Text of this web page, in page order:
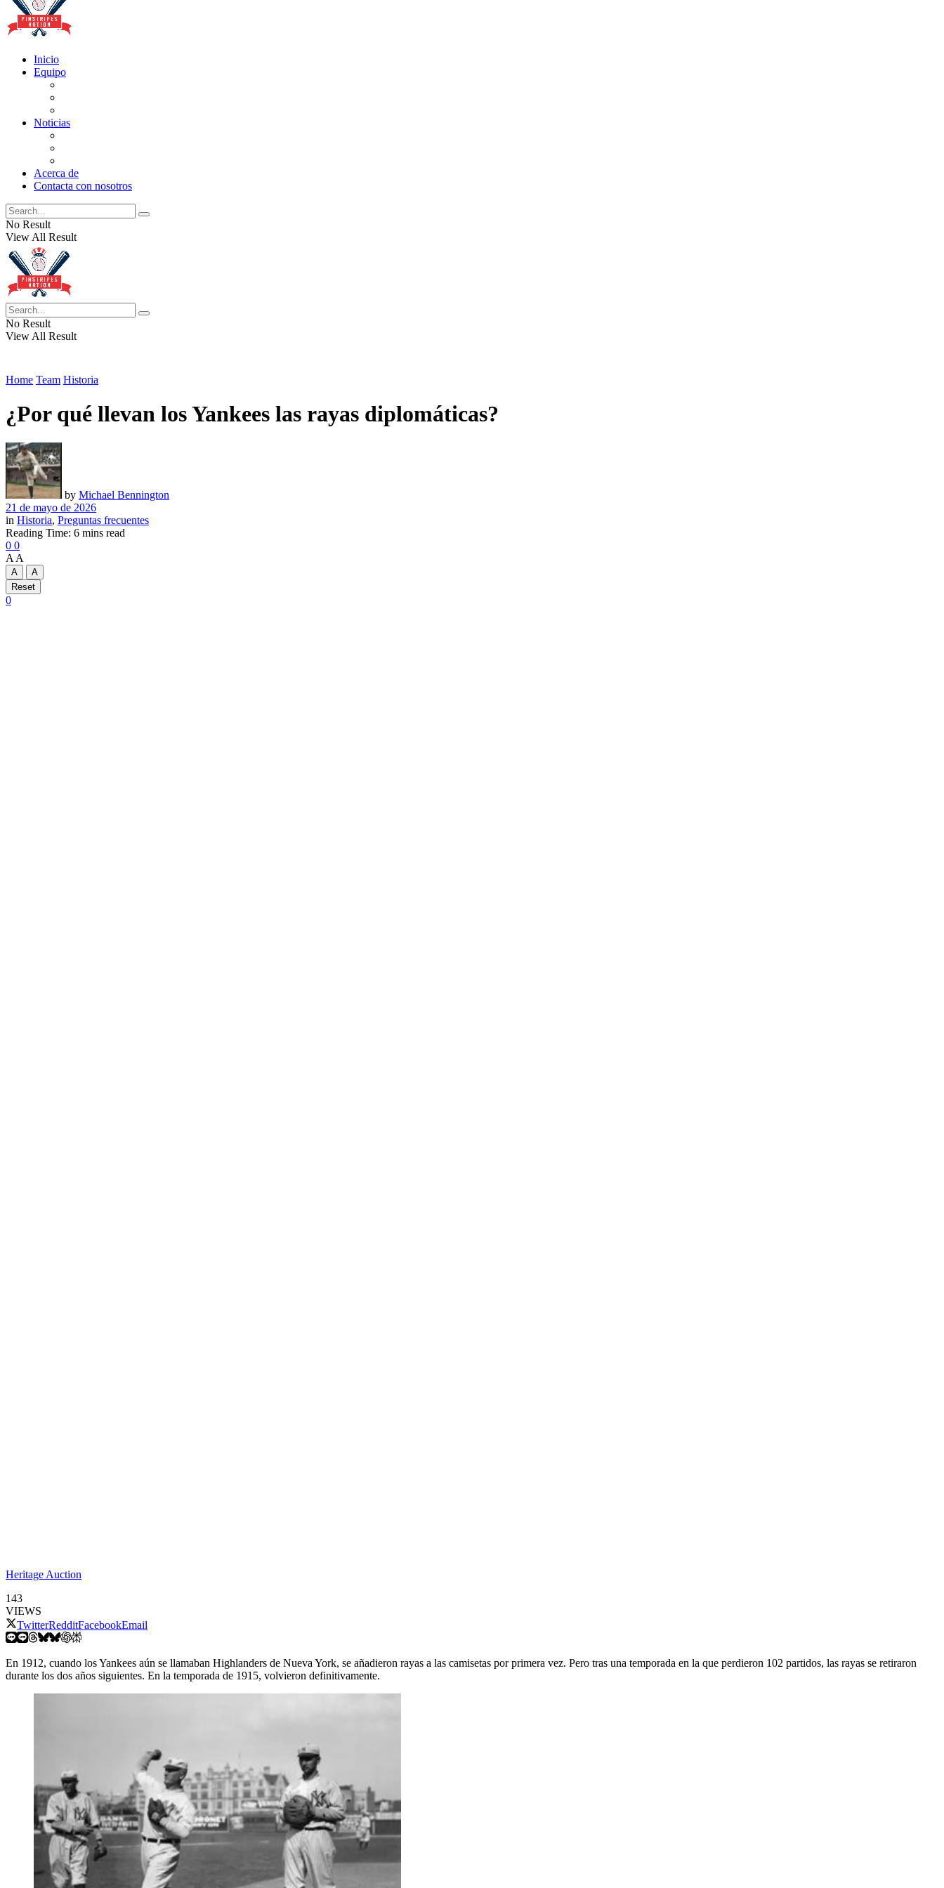
to
Inicio
Equipo
Noticias
Acerca de
Contacta con nosotros
No Result
View All Result
No Result
View All Result
Home Team Historia
¿Por qué llevan los Yankees las rayas diplomáticas?
by Michael Bennington
21 de mayo de 2026
in Historia, Preguntas frecuentes
Reading Time: 6 mins read
0 0
A A
A
A
Reset
0
Heritage Auction
143
VIEWS
TwitterRedditFacebookEmail
En 1912, cuando los Yankees aún se llamaban Highlanders de Nueva York, se añadieron rayas a las camisetas por primera vez. Pero tras una temporada en la que perdieron 102 partidos, las rayas se retiraron
durante los dos años siguientes. En la temporada de 1915, volvieron definitivamente.